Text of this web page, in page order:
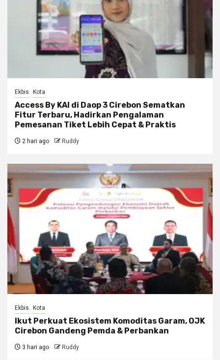
Ekbis Kota
Access By KAI di Daop 3 Cirebon Sematkan
Fitur Terbaru, Hadirkan Pengalaman
Pemesanan Tiket Lebih Cepat & Praktis
2 hari ago Ruddy
Ekbis Kota
Ikut Perkuat Ekosistem Komoditas Garam, OJK
Cirebon Gandeng Pemda & Perbankan
3 hari ago Ruddy